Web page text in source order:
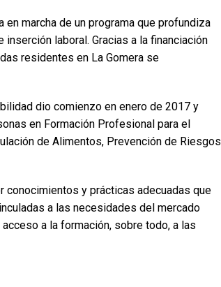
marcha de un programa que profundiza
laboral. Gracias a la financiación
residentes en La Gomera se
dio comienzo en enero de 2017 y
en Formación Profesional para el
de Alimentos, Prevención de Riesgos
y prácticas adecuadas que
a las necesidades del mercado
a la formación, sobre todo, a las